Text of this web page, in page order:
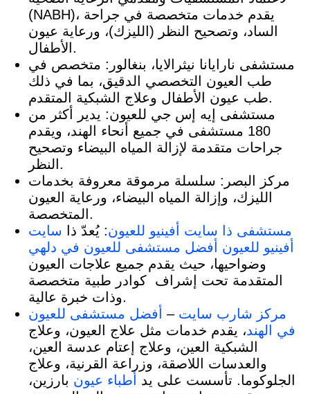
(NABH)، يقدم خدمات متخصصة في جراحة
الساد، وتصحيح النظر (الليزك)، ورعاية عيون
الأطفال.
مستشفى نارايانا نيثرالايا، بنغالور: متخصص في
طب العيون التخصصي الدقيق، بما في ذلك
طب عيون الأطفال وعلاج الشبكية المتقدم.
مستشفى إيه إس جي للعيون: يدير أكثر من
180 مستشفى في جميع أنحاء الهند، ويقدم
جراحات متقدمة لإزالة المياه البيضاء وتصحيح
النظر.
مركز البصر: سلسلة مرموقة معروفة بخدمات
الليزك، وإزالة المياه البيضاء، ورعاية العيون
المتخصصة.
مستشفى ذا سايت أفينيو للعيون: يُعدّ ذا سايت
أفينيو للعيون
أفضل مستشفى للعيون في دلهي
وضواحيها، حيث يقدم جميع علاجات العيون
المتقدمة تحت إشراف كوادر طبية متخصصة
وذات خبرة عالية.
مركز شارب سايت –
أفضل مستشفى للعيون
في الهند، يقدم خدمات مثل علاج العيون، وعلاج
الشبكية العين، وعلاج إعتام عدسة العين،
والعدسات اللاصقة، وزراعة القرنية، وعلاج
الجلوكوما. تأسست على يد
أطباء عيون بارزين،